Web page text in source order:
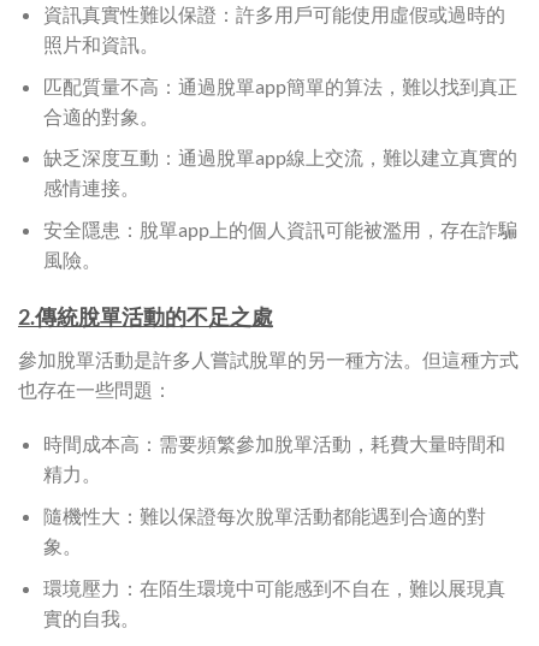
資訊真實性難以保證：許多用戶可能使用虛假或過時的
照片和資訊。
匹配質量不高：通過脫單app簡單的算法，難以找到真正
合適的對象。
缺乏深度互動：通過脫單app線上交流，難以建立真實的
感情連接。
安全隱患：脫單app上的個人資訊可能被濫用，存在詐騙
風險。
2.傳統脫單活動的不足之處
參加脫單活動是許多人嘗試脫單的另一種方法。但這種方式
也存在一些問題：
時間成本高：需要頻繁參加脫單活動，耗費大量時間和
精力。
隨機性大：難以保證每次脫單活動都能遇到合適的對
象。
環境壓力：在陌生環境中可能感到不自在，難以展現真
實的自我。